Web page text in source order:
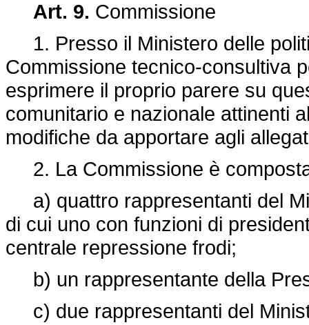
Art. 9. Commissione
1. Presso il Ministero delle
Commissione tecnico-consultiva
esprimere il proprio parere su
comunitario e nazionale attinenti
modifiche da apportare agli
2. La Commissione è
a) quattro rappresentanti del
di cui uno con funzioni di
centrale repressione frodi;
b) un rappresentante della
c) due rappresentanti del